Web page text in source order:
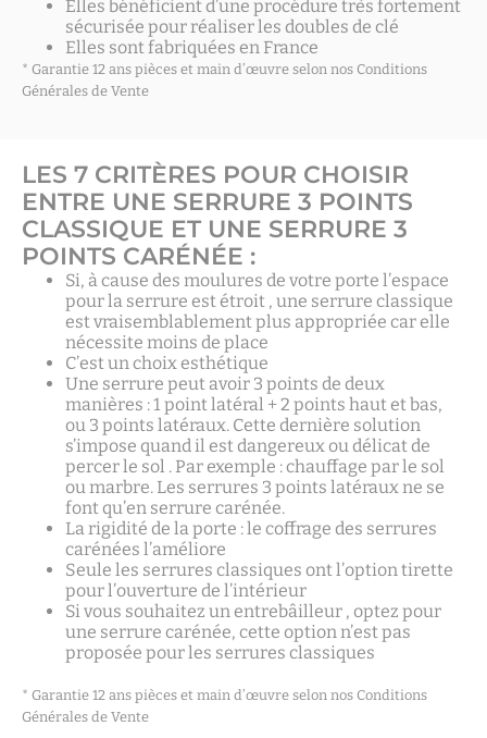
Elles bénéficient d’une procédure très fortement
sécurisée pour réaliser les doubles de clé
Elles sont fabriquées en France
* Garantie 12 ans pièces et main d’œuvre selon nos Conditions
Générales de Vente
LES 7 CRITÈRES POUR CHOISIR
ENTRE UNE SERRURE 3 POINTS
CLASSIQUE ET UNE SERRURE 3
POINTS CARÉNÉE :
Si, à cause des moulures de votre porte l’espace
pour la serrure est étroit , une serrure classique
est vraisemblablement plus appropriée car elle
nécessite moins de place
C’est un choix esthétique
Une serrure peut avoir 3 points de deux
manières : 1 point latéral + 2 points haut et bas,
ou 3 points latéraux. Cette dernière solution
s’impose quand il est dangereux ou délicat de
percer le sol . Par exemple : chauffage par le sol
ou marbre. Les serrures 3 points latéraux ne se
font qu’en serrure carénée.
La rigidité de la porte : le coffrage des serrures
carénées l’améliore
Seule les serrures classiques ont l’option tirette
pour l’ouverture de l’intérieur
Si vous souhaitez un entrebâilleur , optez pour
une serrure carénée, cette option n’est pas
proposée pour les serrures classiques
* Garantie 12 ans pièces et main d’œuvre selon nos Conditions
Générales de Vente